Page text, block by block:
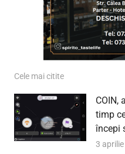
Cele mai citite
COIN,
timp
începi
3